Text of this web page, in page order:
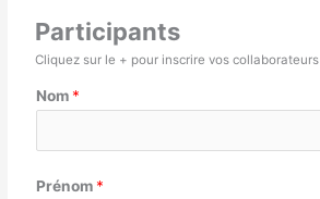
Participants
Cliquez sur le + pour inscrire vos collaborateurs
Nom *
Prénom *